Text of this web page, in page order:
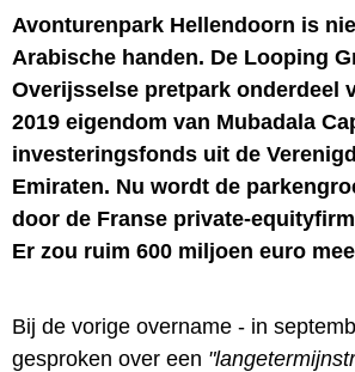
Avonturenpark Hellendoorn is
Arabische handen. De Looping
Overijsselse pretpark onderdeel
2019 eigendom van Mubadala
investeringsfonds uit de
Emiraten. Nu wordt de
door de Franse pri­vate-
Er zou ruim 600 miljoen euro
Bij de vorige overname - in
gesproken over een